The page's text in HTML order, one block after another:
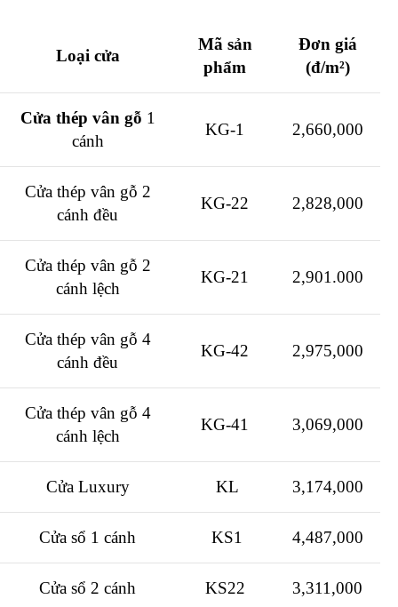
Loại cửa
Mã sản
phẩm
Đơn giá
(đ/m²)
Cửa thép vân gỗ 1
cánh
KG-1 2,660,000
Cửa thép vân gỗ 2
cánh đều
KG-22 2,828,000
Cửa thép vân gỗ 2
cánh lệch
KG-21 2,901.000
Cửa thép vân gỗ 4
cánh đều
KG-42 2,975,000
Cửa thép vân gỗ 4
cánh lệch
KG-41 3,069,000
Cửa Luxury KL 3,174,000
Cửa sổ 1 cánh KS1 4,487,000
Cửa sổ 2 cánh KS22 3,311,000